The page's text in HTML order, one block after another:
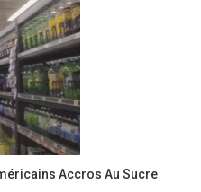
Accros Au Sucre